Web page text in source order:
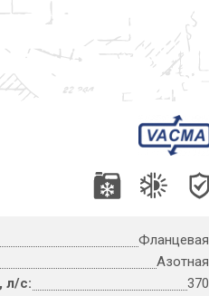
Фланцевая
Азотная
л/с:
370